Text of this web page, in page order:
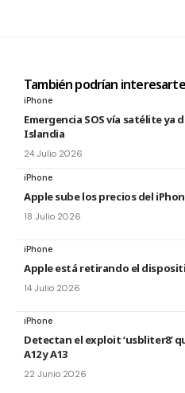
También podrían interesarte
iPhone
Emergencia SOS vía satélite ya
Islandia
24 Julio 2026
iPhone
Apple sube los precios del
18 Julio 2026
iPhone
Apple está retirando el
14 Julio 2026
iPhone
Detectan el exploit ‘usbliter8’
A12 y A13
22 Junio 2026